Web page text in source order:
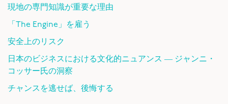
現地の専門知識が重要な理由
「The Engine」を雇う
安全上のリスク
日本のビジネスにおける文化的ニュアンス ― ジャンニ・
コッサー氏の洞察
チャンスを逃せば、後悔する